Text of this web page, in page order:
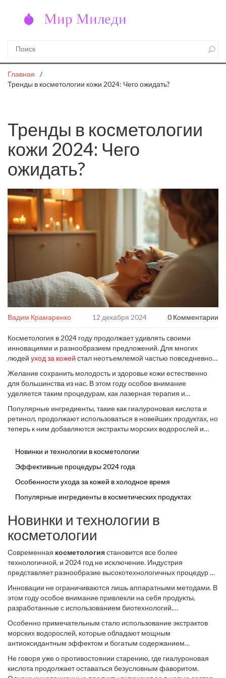
Главная
Тренды в косметологии кожи 2024: Чего ожидать?
Тренды в косметологии
кожи 2024: Чего
ожидать?
Вадим Крамаренко 12 декабря 2024 0 Комментарии
Косметология в 2024 году продолжает удивлять своими
инновациями и разнообразием предложений. Для многих
людей уход за кожей стал неотъемлемой частью повседневной
Сегодня мы погружаемся в исследование актуальных трендов и
полезных процедур, которые способны поддерживать нашу
кожу в идеальном состоянии.
Желание сохранить молодость и здоровье кожи естественно
для большинства из нас. В этом году особое внимание
уделяется таким процедурам, как лазерная терапия и
быстро достичь видимого результата. Вместе с тем, страховка
от сезонных изменений и забота о коже в холодное время — не
менее важные аспекты.
Популярные ингредиенты, такие как гиалуроновая кислота и
ретинол, продолжают использоваться в новейших продуктах, но
теперь к ним добавляются экстракты морских водорослей и
разберемся детально, как все это помогает нам оставаться
Новинки и технологии в косметологии
Эффективные процедуры 2024 года
Особенности ухода за кожей в холодное время
Популярные ингредиенты в косметических продуктах
Новинки и технологии в
косметологии
Современная косметологиястановится все более
технологичной, и 2024 год не исключение. Индустрия
представляет разнообразие высокотехнологичных процедур и
повышения ее эстетического вида. Одной из главных сенсаций
в этом году стал прогрессивный подход к лазерным
технологиям, позволяющим не только удалять нежелательные
пигментации и рубцы, но также активно бороться со старением
кожи. Лазеры новой генерации работают с минимальными
повреждениями, ускоряя регенерацию тканей и создавая
Инновации не ограничиваются лишь аппаратными методами. В
этом году особое внимание привлекли на себя продукты,
разработанные с использованием биотехнологий.
так называемых "умных" кремов и сывороток. Эти средства
способны адаптироваться к изменениям состояния кожи и
окружающей среды, регулируя свои свойства в зависимости от
потребностей. Такой подход делает уход максимально
персонализированным и эффективным, предлагая уникальные
Особенно примечательным стало использование экстрактов
морских водорослей, которые обладают мощным
антиоксидантным эффектом и богатым содержанием
внедряются в продукцию и приобретают популярность за счет
восстанавливающих и защитных свойств. Ведущие марки
Не говоря уже о противостоянии старению, где гиалуроновая
кислота продолжает оставаться безусловным фаворитом.